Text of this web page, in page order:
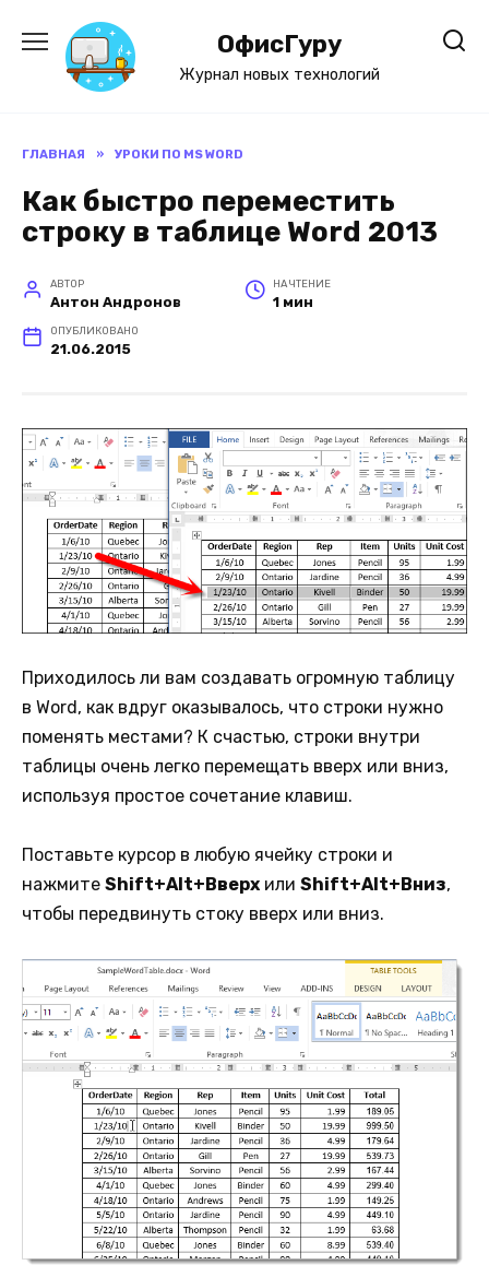
содержанию
ОфисГуру
Журнал новых технологий
ГЛАВНАЯ » УРОКИ ПО MS WORD
Как быстро переместить
строку в таблице Word 2013
АВТОР
Антон Андронов
НА ЧТЕНИЕ
1 мин
ОПУБЛИКОВАНО
21.06.2015
Приходилось ли вам создавать огромную таблицу
в Word, как вдруг оказывалось, что строки нужно
поменять местами? К счастью, строки внутри
таблицы очень легко перемещать вверх или вниз,
используя простое сочетание клавиш.
Поставьте курсор в любую ячейку строки и
нажмите Shift+Alt+Вверх или Shift+Alt+Вниз,
чтобы передвинуть стоку вверх или вниз.